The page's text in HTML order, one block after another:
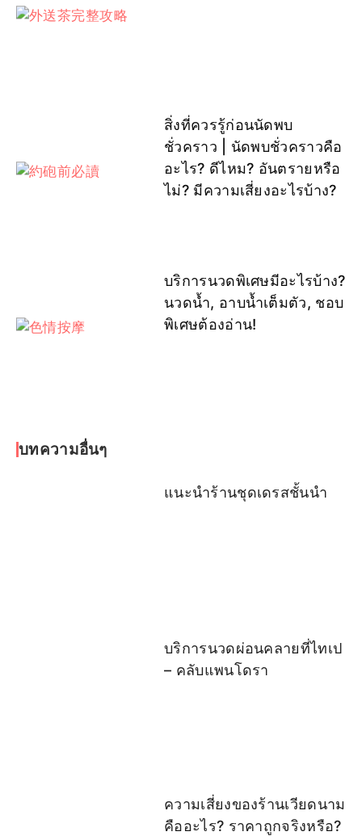
สิ่งที่ควรรู้ก่อนนัดพบ
ชั่วคราว | นัดพบชั่วคราวคือ
อะไร? ดีไหม? อันตรายหรือ
ไม่? มีความเสี่ยงอะไรบ้าง?
บริการนวดพิเศษมีอะไรบ้าง?
นวดน้ำ, อาบน้ำเต็มตัว, ชอบ
พิเศษต้องอ่าน!
บทความอื่นๆ
แนะนำร้านชุดเดรสชั้นนำ
บริการนวดผ่อนคลายที่ไทเป
– คลับแพนโดรา
ความเสี่ยงของร้านเวียดนาม
คืออะไร? ราคาถูกจริงหรือ?